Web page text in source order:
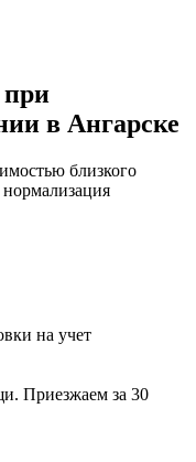
при
в Ангарске
близкого
на учет
Приезжаем за 30